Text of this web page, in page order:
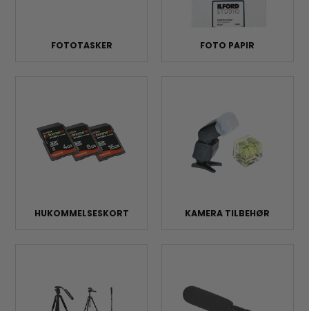
FOTOTASKER FOTO PAPIR
HUKOMMELSESKORT KAMERA TILBEHØR